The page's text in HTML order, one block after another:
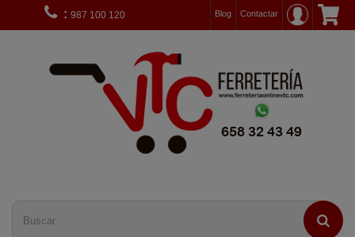
Contactar
: 987 100 120 Blog